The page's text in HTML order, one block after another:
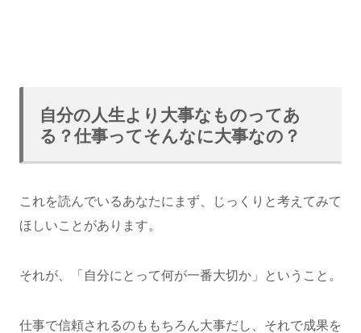
自分の人生より大事なものってあ
る？仕事ってそんなに大事なの？
これを読んでいるあなたにまず、じっくりと考えてみて
ほしいことがあります。
それが、「自分にとって何が一番大切か」ということ。
仕事で信頼されるのももちろん大事だし、それで成果を